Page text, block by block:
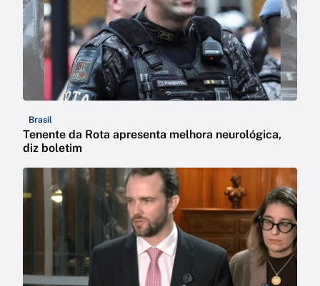
Brasil
Tenente da Rota apresenta melhora neurológica,
diz boletim